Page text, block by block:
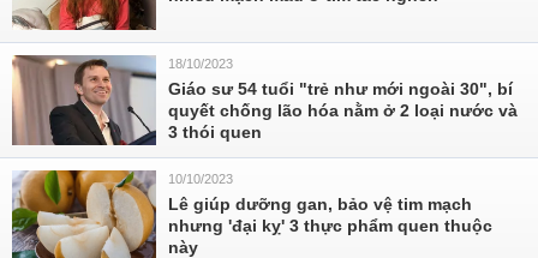
18/10/2023
Giáo sư 54 tuổi "trẻ như mới ngoài 30", bí
quyết chống lão hóa nằm ở 2 loại nước và
3 thói quen
10/10/2023
Lê giúp dưỡng gan, bảo vệ tim mạch
nhưng 'đại kỵ' 3 thực phẩm quen thuộc
này